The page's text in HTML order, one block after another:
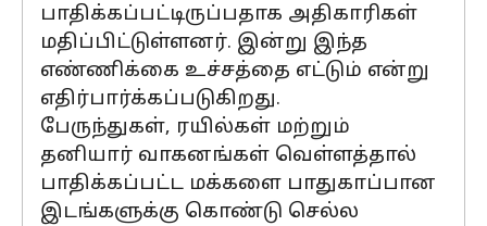
பாதிக்கப்பட்டிருப்பதாக அதிகாரிகள்
மதிப்பிட்டுள்ளனர். இன்று இந்த
எண்ணிக்கை உச்சத்தை எட்டும் என்று
எதிர்பார்க்கப்படுகிறது.
பேருந்துகள், ரயில்கள் மற்றும்
தனியார் வாகனங்கள் வெள்ளத்தால்
பாதிக்கப்பட்ட மக்களை பாதுகாப்பான
இடங்களுக்கு கொண்டு செல்ல